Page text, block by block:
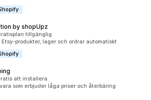
by shopUpz
totalt
tillgänglig
produkter, lager och ordrar automatiskt
totaltatt installera
som erbjuder låga priser och återbäring